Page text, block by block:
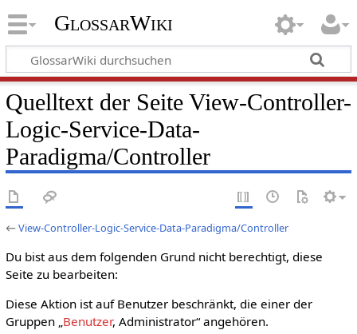
GlossarWiki
Quelltext der Seite View-Controller-
Logic-Service-Data-
Paradigma/Controller
←View-Controller-Logic-Service-Data-Paradigma/Controller
Du bist aus dem folgenden Grund nicht berechtigt, diese
Seite zu bearbeiten:
Diese Aktion ist auf Benutzer beschränkt, die einer der
Gruppen „Benutzer, Administrator“ angehören.